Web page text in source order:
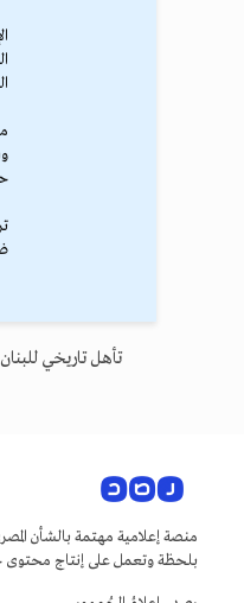
تأهل تاريخي
منصة إعلامية مهتمة بالشأن
بلحظة وتعمل على إنتاج محتوى